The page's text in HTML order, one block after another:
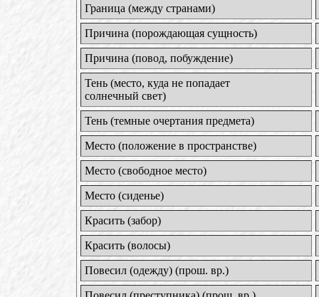
Граница (между странами)
Причина (порождающая сущность)
Причина (повод, побуждение)
Тень (место, куда не попадает
солнечный свет)
Тень (темные очертания предмета)
Место (положение в пространстве)
Место (свободное место)
Место (сиденье)
Красить (забор)
Красить (волосы)
Повесил (одежду) (прош. вр.)